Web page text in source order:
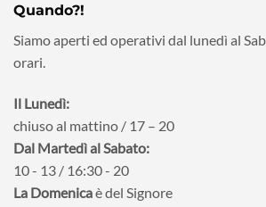
Quando?!
Siamo aperti ed operativi dal lunedì al
orari.
Il Lunedì:
chiuso al mattino / 17 – 20
Dal Martedì al Sabato:
10 - 13 / 16:30 - 20
La Domenicaè del Signore